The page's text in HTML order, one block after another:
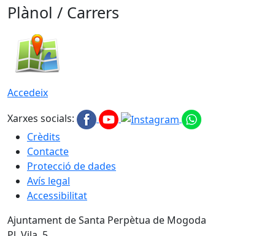
Plànol / Carrers
Accedeix
Xarxes socials:
Crèdits
Contacte
Protecció de dades
Avís legal
Accessibilitat
Ajuntament de Santa Perpètua de Mogoda